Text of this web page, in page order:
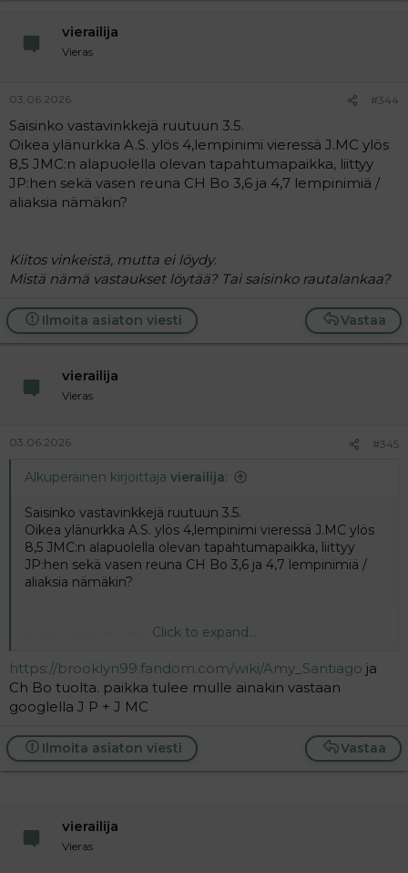
vierailija
Vieras
03.06.2026 #344
Saisinko vastavinkkejä ruutuun 3.5.
Oikea ylänurkka A.S. ylös 4,lempinimi vieressä J.MC ylös
8,5 JMC:n alapuolella olevan tapahtumapaikka, liittyy
JP:hen sekä vasen reuna CH Bo 3,6 ja 4,7 lempinimiä /
aliaksia nämäkin?
Kiitos vinkeistä, mutta ei löydy.
Mistä nämä vastaukset löytää? Tai saisinko rautalankaa?
Vastaa
Ilmoita asiaton viesti
vierailija
Vieras
03.06.2026 #345
Alkuperäinen kirjoittaja vierailija:
Saisinko vastavinkkejä ruutuun 3.5.
Oikea ylänurkka A.S. ylös 4,lempinimi vieressä J.MC ylös
8,5 JMC:n alapuolella olevan tapahtumapaikka, liittyy
JP:hen sekä vasen reuna CH Bo 3,6 ja 4,7 lempinimiä /
aliaksia nämäkin?
Kiitos vinkeistä, mutta ei löydy.
Click to expand...
https://brooklyn99.fandom.com/wiki/Amy_Santiago ja
Ch Bo tuolta. paikka tulee mulle ainakin vastaan
googlella J P + J MC
Vastaa
Ilmoita asiaton viesti
vierailija
Vieras